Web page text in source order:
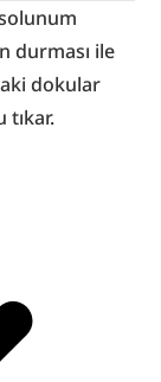
durması ile
dokular
tıkar.